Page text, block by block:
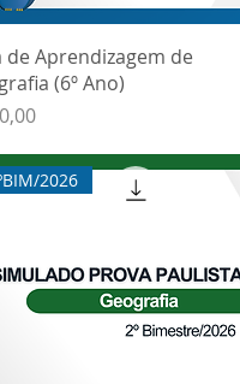
de Aprendizagem de
(6º Ano)
2026